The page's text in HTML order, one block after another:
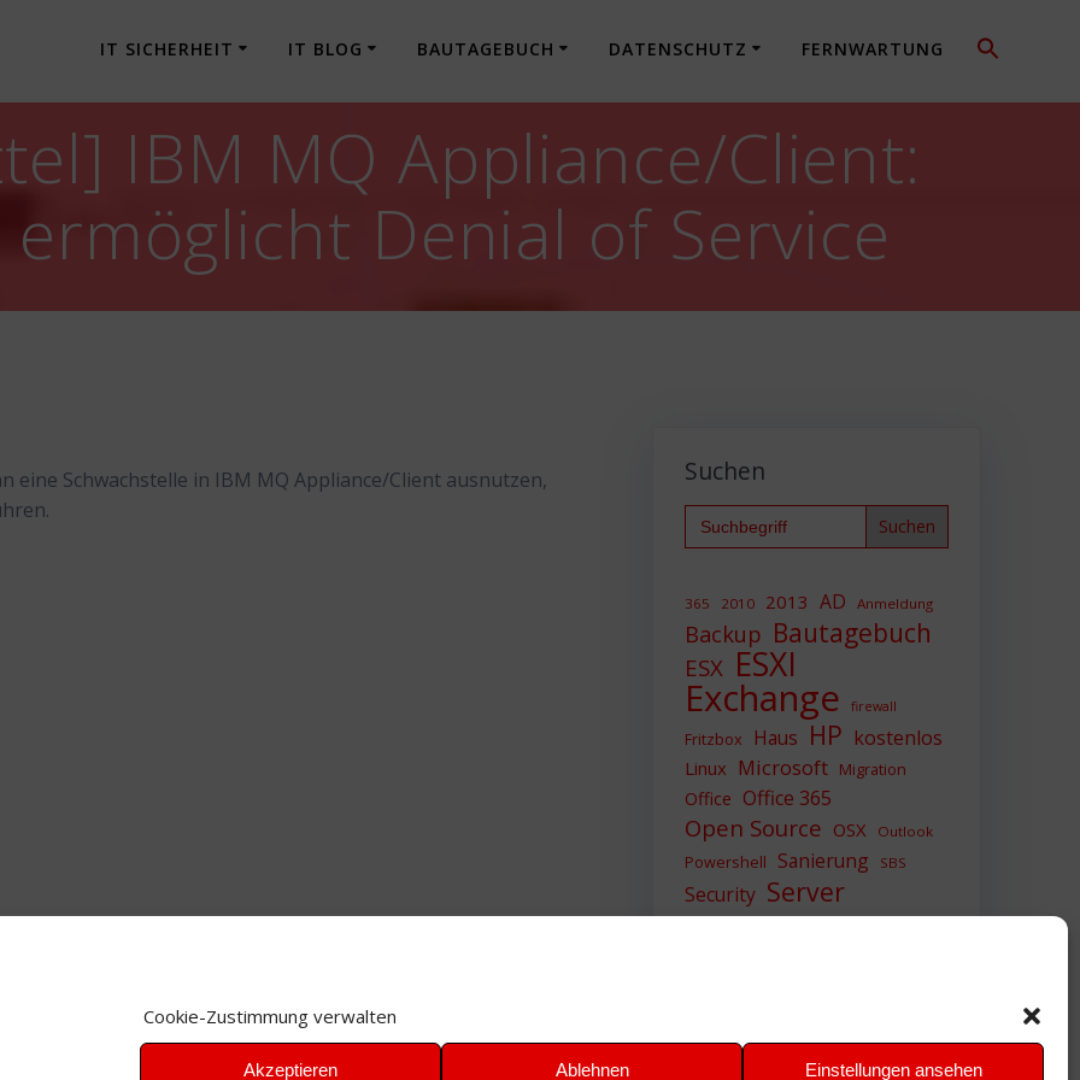
Cookie-Zustimmung verwalten
Akzeptieren Ablehnen Einstellungen ansehen
IT SICHERHEIT IT BLOG BAUTAGEBUCH DATENSCHUTZ FERNWARTUNG
IBM MQ Appliance/Client:
Denial of Service
Schwachstelle in IBM MQ Appliance/Client ausnutzen,
Suchen
Search
for:
365 2010 2013 AD Anmeldung
Backup Bautagebuch
ESX ESXI
Exchange firewall
Fritzbox Haus HP kostenlos
Linux Microsoft Migration
Office Office 365
Open Source OSX Outlook
Powershell Sanierung SBS
Security Server
Sicherheit SIEM
VMWare VPN WAZUH